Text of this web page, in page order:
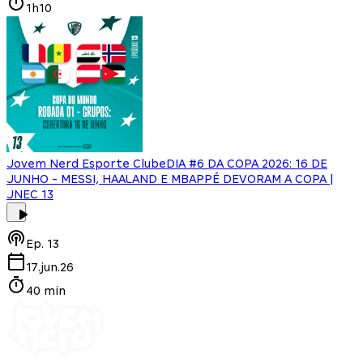
1h10
Jovem Nerd Esporte ClubeDIA #6 DA COPA 2026: 16 DE
JUNHO - MESSI, HAALAND E MBAPPÉ DEVORAM A COPA |
JNEC 13
Ep. 13
17.jun.26
40 min